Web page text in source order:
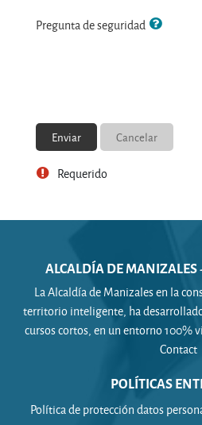
Pregunta de seguridad
Requerido
ALCALDÍA DE MANIZALES
La Alcaldía de Manizales en la
territorio inteligente, ha
cursos cortos, en un entorno 100%
Contact
POLÍTICAS
Política de protección datos